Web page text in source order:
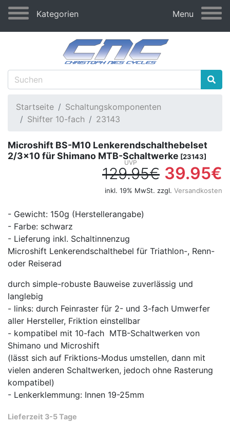
Kategorien Menu
Startseite
Schaltungskomponenten
Shifter 10-fach
23143
Microshift BS-M10 Lenkerendschalthebelset
2/3x10 für Shimano MTB-Schaltwerke [23143]
129.95€ 39.95€
inkl. 19% MwSt. zzgl. Versandkosten
- Gewicht: 150g (Herstellerangabe)
- Farbe: schwarz
- Lieferung inkl. Schaltinnenzug
Microshift Lenkerendschalthebel für Triathlon-, Renn-
oder Reiserad
durch simple-robuste Bauweise zuverlässig und
langlebig
- links: durch Feinraster für 2- und 3-fach Umwerfer
aller Hersteller, Friktion einstellbar
- kompatibel mit 10-fach MTB-Schaltwerken von
Shimano und Microshift
(lässt sich auf Friktions-Modus umstellen, dann mit
vielen anderen Schaltwerken, jedoch ohne Rasterung
kompatibel)
- Lenkerklemmung: Innen 19-25mm
Lieferzeit 3-5 Tage